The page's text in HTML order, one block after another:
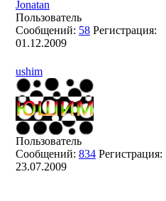
Jonatan
Пользователь
Сообщений: 58 Регистрация:
01.12.2009
ushim
Пользователь
Сообщений: 834 Регистрация:
23.07.2009